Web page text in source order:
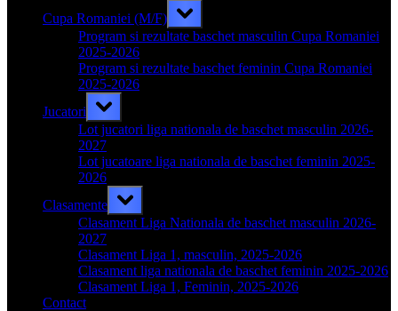
Cupa Romaniei (M/F)
Toggle
sub-
menu
Program si rezultate baschet masculin Cupa Romaniei
2025-2026
Program si rezultate baschet feminin Cupa Romaniei
2025-2026
Jucatori
Toggle
sub-
menu
Lot jucatori liga nationala de baschet masculin 2026-
2027
Lot jucatoare liga nationala de baschet feminin 2025-
2026
Clasamente
Toggle
sub-
menu
Clasament Liga Nationala de baschet masculin 2026-
2027
Clasament Liga 1, masculin, 2025-2026
Clasament liga nationala de baschet feminin 2025-2026
Clasament Liga 1, Feminin, 2025-2026
Contact